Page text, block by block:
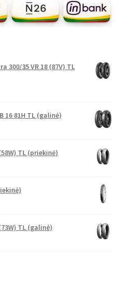
300/35 VR 18 (87V) TL
16 81H TL (galinė)
TL (priekinė)
TL (galinė)